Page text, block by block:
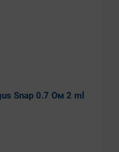
Snap 0.7 Ом 2 ml